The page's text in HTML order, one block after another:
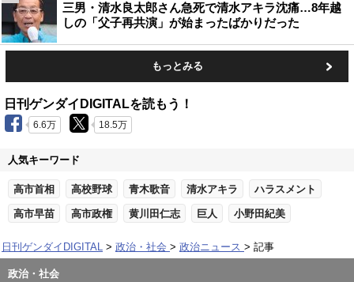
三男・清水良太郎さん急死で清水アキラ沈痛…8年越
しの「父子再共演」が始まったばかりだった
もっとみる
日刊ゲンダイDIGITALを読もう！
6.6万 18.5万
人気キーワード
高市首相 高校野球 青木歌音 清水アキラ ハラスメント
高市早苗 高市政権 黄川田仁志 巨人 小野田紀美
日刊ゲンダイDIGITAL 政治・社会 政治ニュース 記事
政治・社会